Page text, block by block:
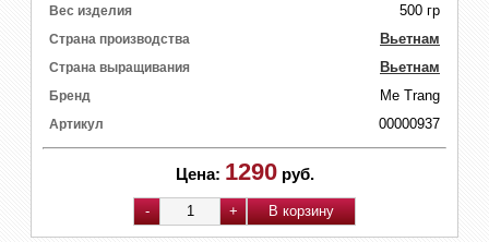
Вес изделия 500 гр
Страна производства Вьетнам
Страна выращивания Вьетнам
Бренд Me Trang
Артикул 00000937
Цена: 1290 руб.